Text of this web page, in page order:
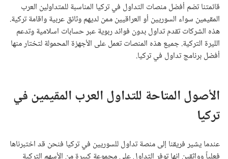
قائمتنا تضم أفضل منصات التداول في تركيا المناسبة للمتداولين العرب
المقيمين سواء السوريين أو العراقيين ممن لديهم وثائق عربية واقامة تركية.
هذه الشركات تقدم تداول بدون فوائد ربوية عبر حسابات اسلامية وتدعم
الليرة التركية. جميع هذه المنصات تعمل على الأجهزة المحمولة لتختار منها
أفضل برنامج تداول في تركيا.
الأصول المتاحة للتداول العرب المقيمين في
تركيا
عندما يشير فريقنا إلى منصة تداول للسوريين في تركيا فنحن قد اختبرناها